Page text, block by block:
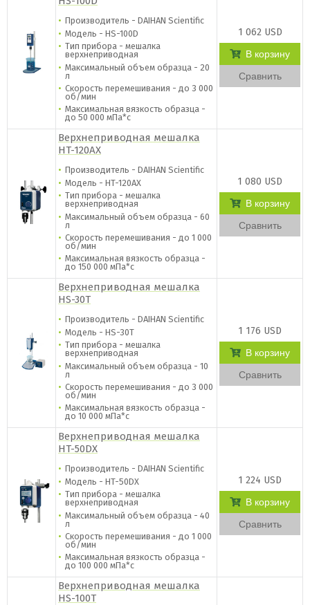
Производитель - DAIHAN Scientific
Модель - HS-100D
Тип прибора - мешалка
верхнеприводная
Максимальный объем образца - 20
л
Скорость перемешивания - до 3 000
об/мин
Максимальная вязкость образца -
до 50 000 мПа*с
1 062 USD
В корзину
Сравнить
Верхнеприводная мешалка
HT-120AX
Производитель - DAIHAN Scientific
Модель - HT-120AX
Тип прибора - мешалка
верхнеприводная
Максимальный объем образца - 60
л
Скорость перемешивания - до 1 000
об/мин
Максимальная вязкость образца -
до 150 000 мПа*с
1 080 USD
В корзину
Сравнить
Верхнеприводная мешалка
HS-30T
Производитель - DAIHAN Scientific
Модель - HS-30T
Тип прибора - мешалка
верхнеприводная
Максимальный объем образца - 10
л
Скорость перемешивания - до 3 000
об/мин
Максимальная вязкость образца -
до 10 000 мПа*с
1 176 USD
В корзину
Сравнить
Верхнеприводная мешалка
HT-50DX
Производитель - DAIHAN Scientific
Модель - HT-50DX
Тип прибора - мешалка
верхнеприводная
Максимальный объем образца - 40
л
Скорость перемешивания - до 1 000
об/мин
Максимальная вязкость образца -
до 100 000 мПа*с
1 224 USD
В корзину
Сравнить
Верхнеприводная мешалка
HS-100T